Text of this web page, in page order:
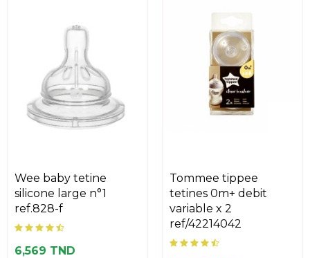
wee baby tetine
silicone large n°1
ref.828-f
6,569 TND
tommee tippee
tetines 0m+ debit
variable x 2
ref/42214042